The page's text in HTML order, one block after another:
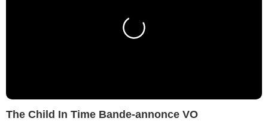
The Child In Time Bande-annonce VO